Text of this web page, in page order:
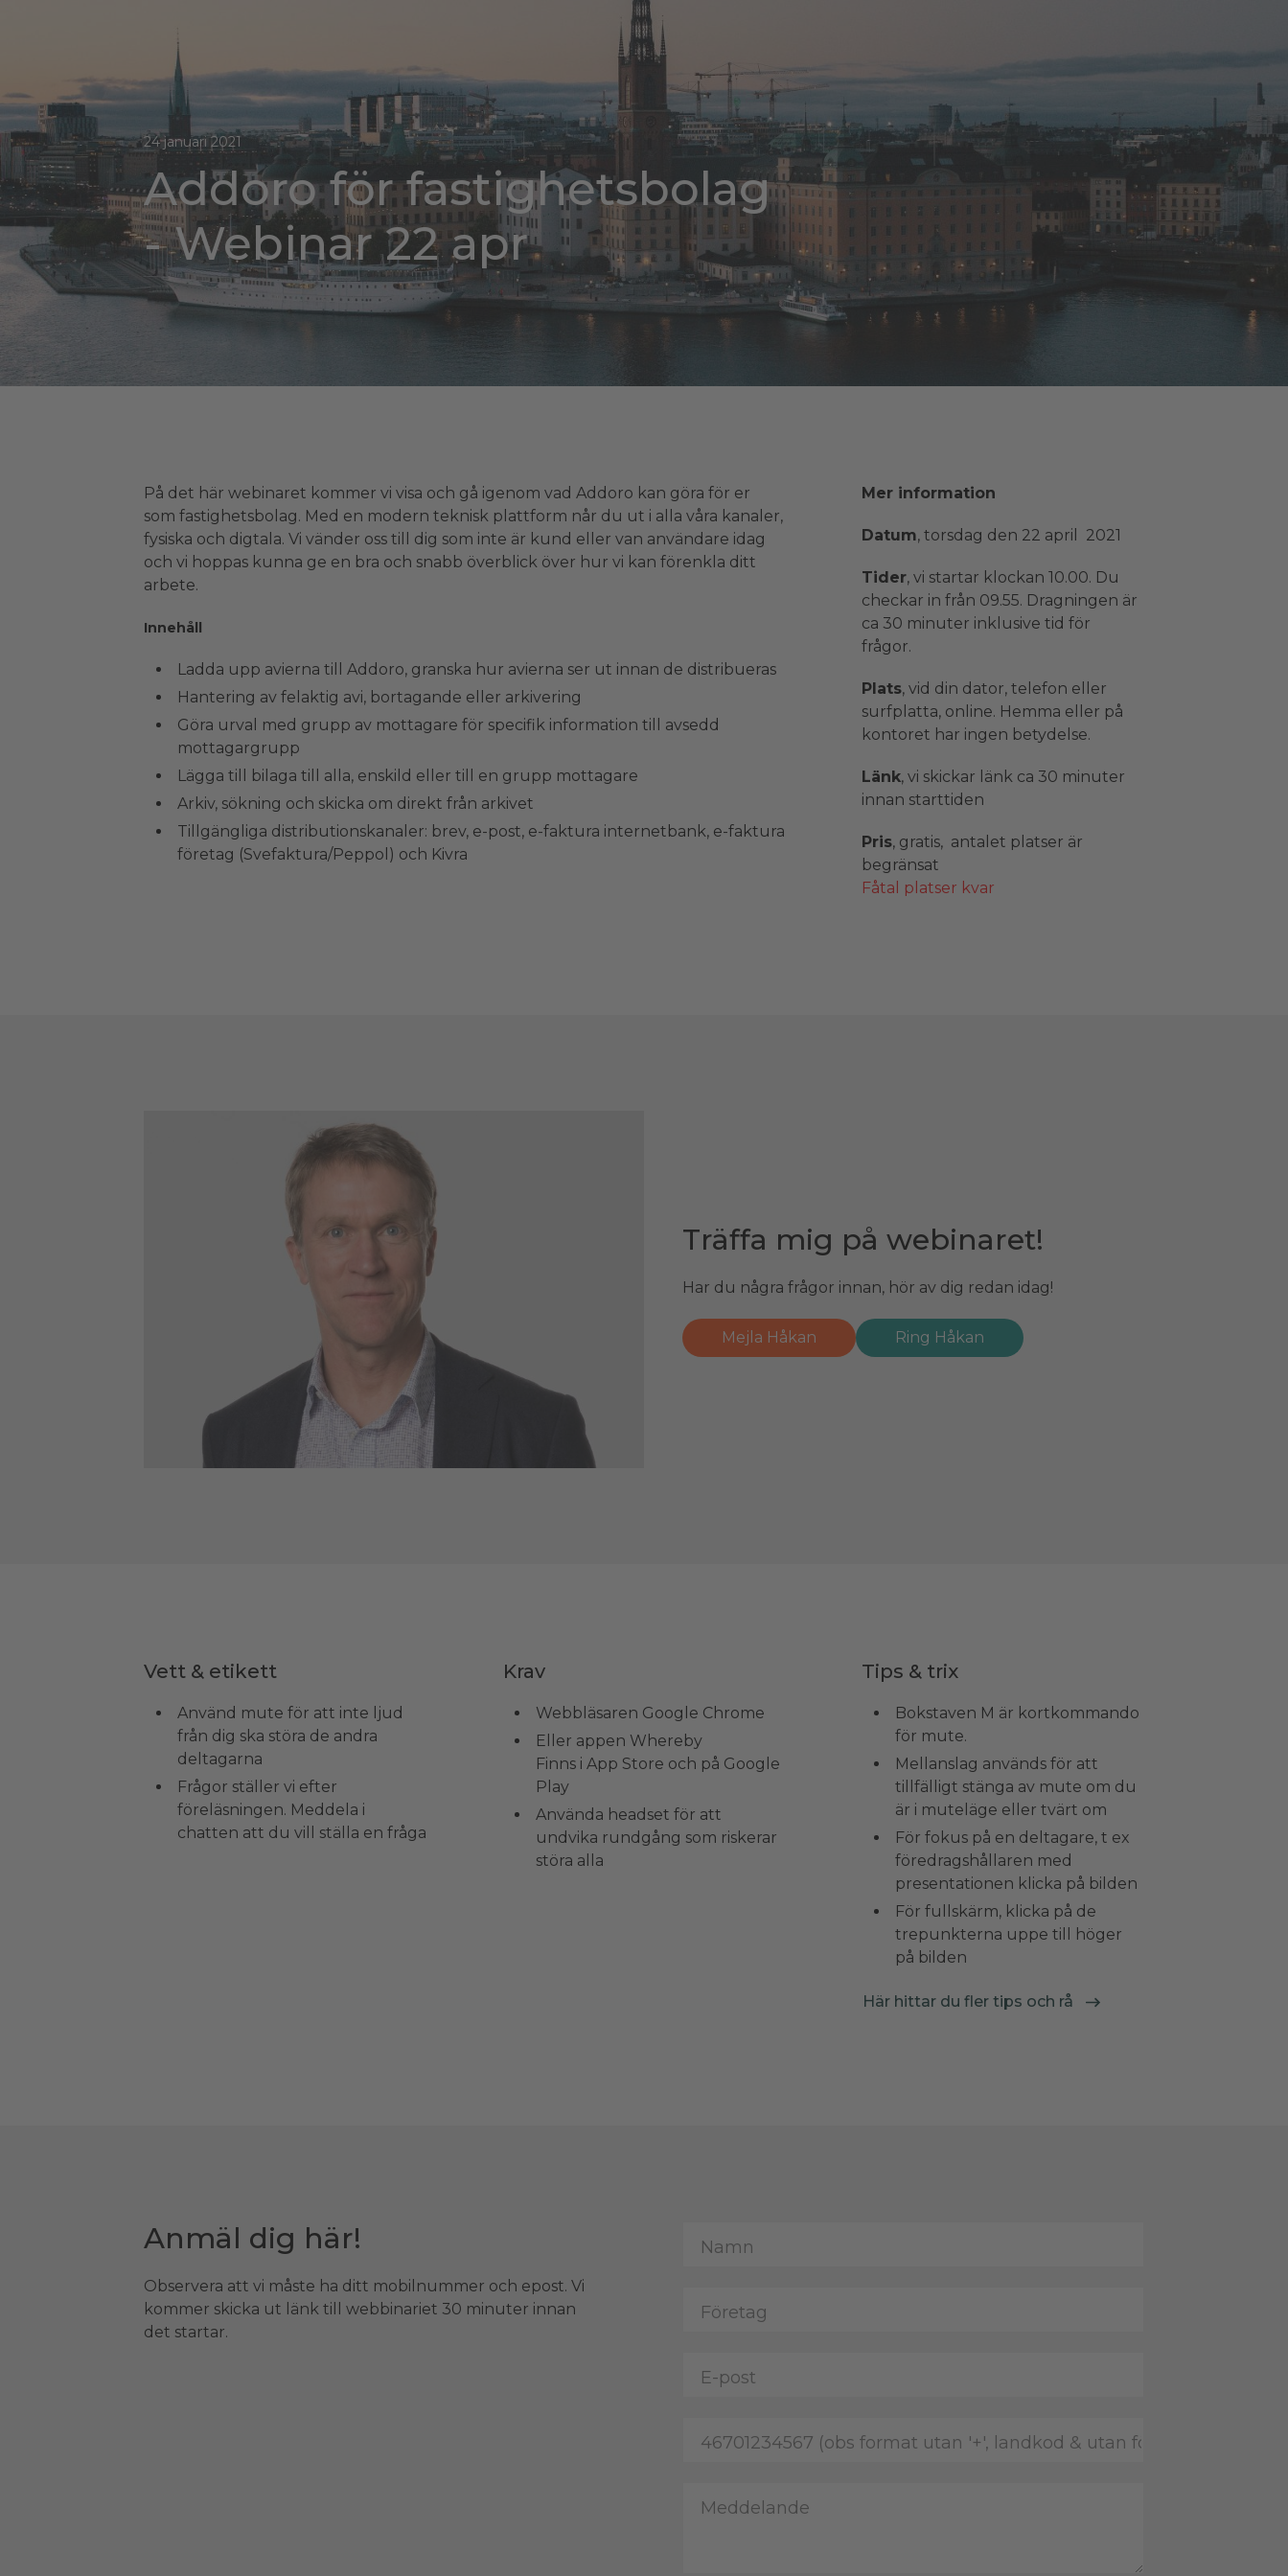
24 januari 2021
Addoro för fastighetsbolag
- Webinar 22 apr
På det här webinaret kommer vi visa och gå igenom vad Addoro kan göra för er
som fastighetsbolag. Med en modern teknisk plattform når du ut i alla våra kanaler,
fysiska och digtala. Vi vänder oss till dig som inte är kund eller van användare idag
och vi hoppas kunna ge en bra och snabb överblick över hur vi kan förenkla ditt
arbete.
Innehåll
Ladda upp avierna till Addoro, granska hur avierna ser ut innan de distribueras
Hantering av felaktig avi, bortagande eller arkivering
Göra urval med grupp av mottagare för specifik information till avsedd
mottagargrupp
Lägga till bilaga till alla, enskild eller till en grupp mottagare
Arkiv, sökning och skicka om direkt från arkivet
Tillgängliga distributionskanaler: brev, e-post, e-faktura internetbank, e-faktura
företag (Svefaktura/Peppol) och Kivra
Mer information
Datum, torsdag den 22 april 2021
Tider, vi startar klockan 10.00. Du
checkar in från 09.55. Dragningen är
ca 30 minuter inklusive tid för
frågor.
Plats, vid din dator, telefon eller
surfplatta, online. Hemma eller på
kontoret har ingen betydelse.
Länk, vi skickar länk ca 30 minuter
innan starttiden
Pris, gratis, antalet platser är
begränsat
Fåtal platser kvar
Träffa mig på webinaret!
Har du några frågor innan, hör av dig redan idag!
Mejla Håkan Ring Håkan
Vett & etikett
Använd mute för att inte ljud
från dig ska störa de andra
deltagarna
Frågor ställer vi efter
föreläsningen. Meddela i
chatten att du vill ställa en fråga
Krav
Webbläsaren Google Chrome
Eller appen Whereby
Finns i App Store och på Google
Play
Använda headset för att
undvika rundgång som riskerar
störa alla
Tips & trix
Bokstaven M är kortkommando
för mute.
Mellanslag används för att
tillfälligt stänga av mute om du
är i muteläge eller tvärt om
För fokus på en deltagare, t ex
föredragshållaren med
presentationen klicka på bilden
För fullskärm, klicka på de
trepunkterna uppe till höger
på bilden
Här hittar du fler tips och rå
Anmäl dig här!
Observera att vi måste ha ditt mobilnummer och epost. Vi
kommer skicka ut länk till webbinariet 30 minuter innan
det startar.